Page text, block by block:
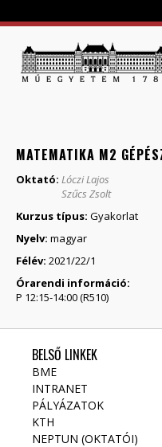
MATEMATIKA M2
Oktató: Lóczi Lajos
Szűcs Zsolt
Kurzus típus: Gyakorlat
Nyelv: magyar
Félév: 2021/22/1
Órarendi információ:
P 12:15-14:00 (R510)
BELSŐ LINKEK
BME
INTRANET
PÁLYÁZATOK
KTH
NEPTUN (OKTATÓI)